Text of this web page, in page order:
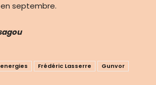
septembre.
energies Frédéric Lasserre
Gunvor